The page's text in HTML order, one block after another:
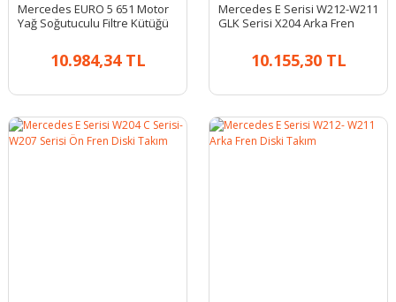
Mercedes EURO 5 651 Motor
Yağ Soğutuculu Filtre Kütüğü
10.984,34 TL
Mercedes E Serisi W212-W211
GLK Serisi X204 Arka Fren
10.155,30 TL